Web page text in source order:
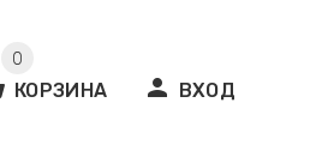
person ВХОД
КОРЗИНА
0